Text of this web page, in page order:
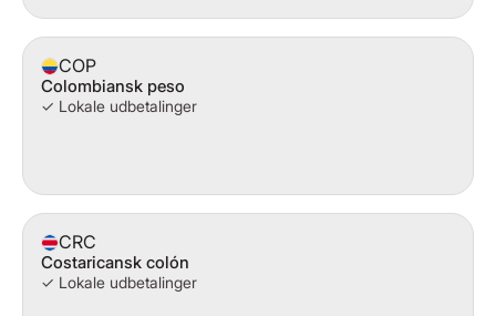
COP
Colombiansk peso
✓ Lokale udbetalinger
CRC
Costaricansk colón
✓ Lokale udbetalinger